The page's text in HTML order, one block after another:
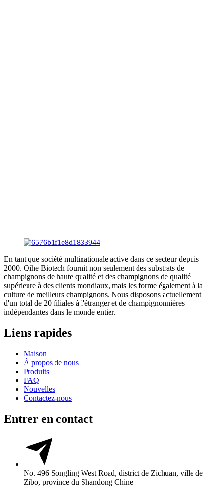
En tant que société multinationale active dans ce secteur depuis
2000, Qihe Biotech fournit non seulement des substrats de
champignons de haute qualité et des champignons de qualité
supérieure à des clients mondiaux, mais les forme également à la
culture de meilleurs champignons. Nous disposons actuellement
d'un total de 20 filiales à l'étranger et de champignonnières
indépendantes dans le monde entier.
Liens rapides
Maison
À propos de nous
Produits
FAQ
Nouvelles
Contactez-nous
Entrer en contact
No. 496 Songling West Road, district de Zichuan, ville de
Zibo, province du Shandong Chine